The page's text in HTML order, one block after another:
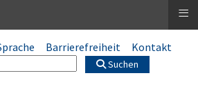
Barrierefreiheit Kontakt
Suchen
≡